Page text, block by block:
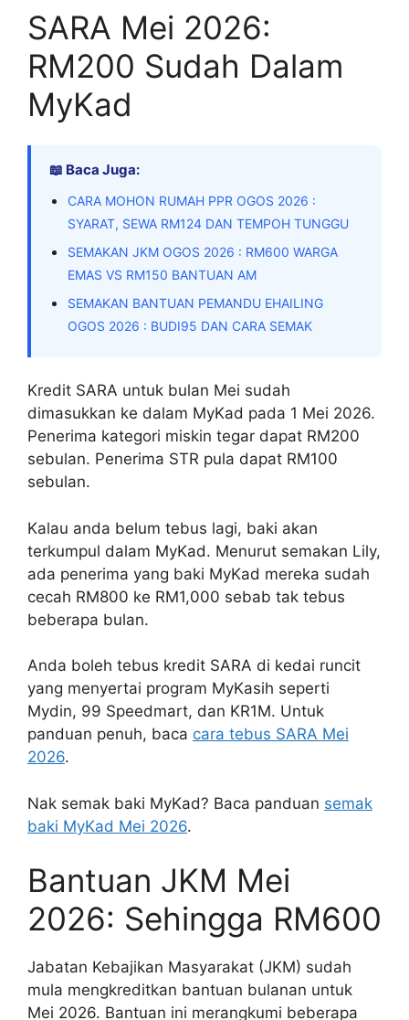
SARA Mei 2026:
RM200 Sudah Dalam
MyKad
📖 Baca Juga:
CARA MOHON RUMAH PPR OGOS 2026 :
SYARAT, SEWA RM124 DAN TEMPOH TUNGGU
SEMAKAN JKM OGOS 2026 : RM600 WARGA
EMAS VS RM150 BANTUAN AM
SEMAKAN BANTUAN PEMANDU EHAILING
OGOS 2026 : BUDI95 DAN CARA SEMAK
Kredit SARA untuk bulan Mei sudah
dimasukkan ke dalam MyKad pada 1 Mei 2026.
Penerima kategori miskin tegar dapat RM200
sebulan. Penerima STR pula dapat RM100
sebulan.
Kalau anda belum tebus lagi, baki akan
terkumpul dalam MyKad. Menurut semakan Lily,
ada penerima yang baki MyKad mereka sudah
cecah RM800 ke RM1,000 sebab tak tebus
beberapa bulan.
Anda boleh tebus kredit SARA di kedai runcit
yang menyertai program MyKasih seperti
Mydin, 99 Speedmart, dan KR1M. Untuk
panduan penuh, baca cara tebus SARA Mei
2026.
Nak semak baki MyKad? Baca panduan semak
baki MyKad Mei 2026.
Bantuan JKM Mei
2026: Sehingga RM600
Jabatan Kebajikan Masyarakat (JKM) sudah
mula mengkreditkan bantuan bulanan untuk
Mei 2026. Bantuan ini merangkumi beberapa